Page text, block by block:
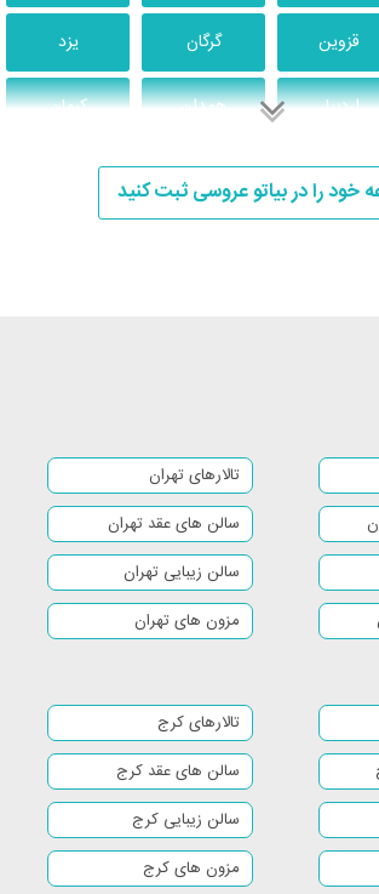
قزوین گرگان یزد
اردبیل همدان کرمان
زنجان سنندج
بیرجند بجنورد سبزوار
تربت جام کاشمر تربت حیدریه
لنگرود
چالوس نکا بابلسر
نوشهر فریدونکنار رامسر
فردیس ملارد پاکدشت
خود را در بیاتو عروسی ثبت کنید
تالارهای تهران
سالن های عقد تهران
سالن زیبایی تهران
مزون های تهران
تالارهای کرج
سالن های عقد کرج
سالن زیبایی کرج
مزون های کرج